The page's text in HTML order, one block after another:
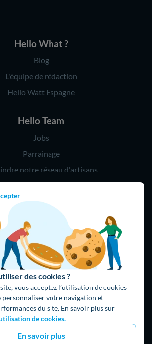
des cookies ?
vous acceptez l’utilisation de cookies
votre navigation et
du site. En savoir plus sur
de cookies.
En savoir plus
Hello What ?
Blog
L'équipe de rédaction
Hello Watt Espagne
Hello Team
Jobs
Parrainage
notre réseau d'artisans
Hello !
09 75 18 60 60
(8h-21h)
75018 Paris
avec ⚡ par Hello Watt
Watt |CGU|Mentions légales